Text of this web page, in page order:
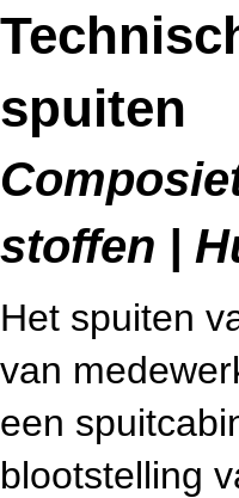
spuiten
stoffen |
Het spuiten
van
een
blootstelling